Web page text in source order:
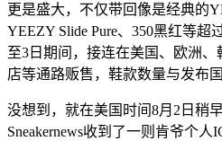
更是盛大，不仅带回像是经典的
YEEZY Slide Pure、350黑红等超
至3日期间，接连在美国、欧洲
店等通路贩售，鞋款数量与发布
没想到，就在美国时间8月2日稍
Sneakernews收到了一则肯爷个